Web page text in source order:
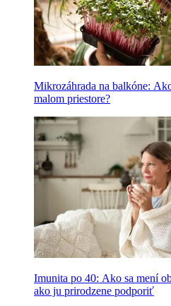
Mikrozáhrada na balkóne:
malom priestore?
Imunita po 40: Ako sa mení
ako ju prirodzene podporiť